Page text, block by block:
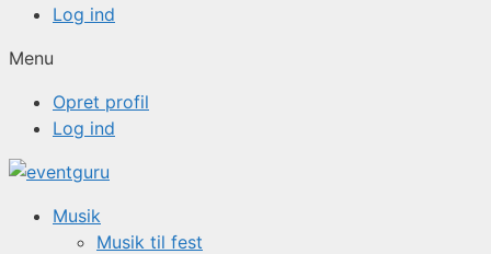
Log ind
Menu
Opret profil
Log ind
Musik
Musik til fest